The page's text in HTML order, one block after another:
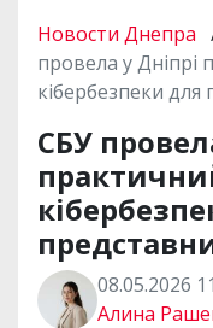
Новости Днепра
провела у Дніпрі
кібербезпеки для
СБУ
08.05.2026
Алина